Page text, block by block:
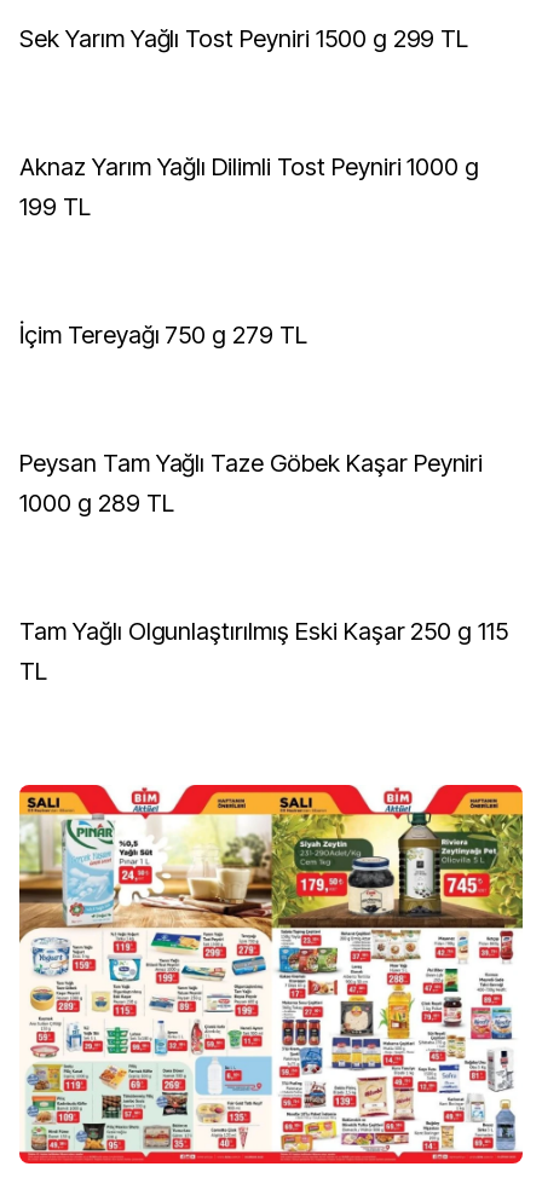
Sek Yarım Yağlı Tost Peyniri 1500 g 299 TL
Aknaz Yarım Yağlı Dilimli Tost Peyniri 1000 g
199 TL
İçim Tereyağı 750 g 279 TL
Peysan Tam Yağlı Taze Göbek Kaşar Peyniri
1000 g 289 TL
Tam Yağlı Olgunlaştırılmış Eski Kaşar 250 g 115
TL